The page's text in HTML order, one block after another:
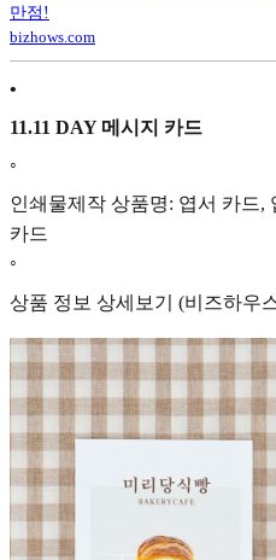
만점!
bizhows.com
•
11.11 DAY 메시지 카드
◦
인쇄물제작 상품명: 엽서 카드,
카드
◦
상품 정보 상세보기 (비즈하우